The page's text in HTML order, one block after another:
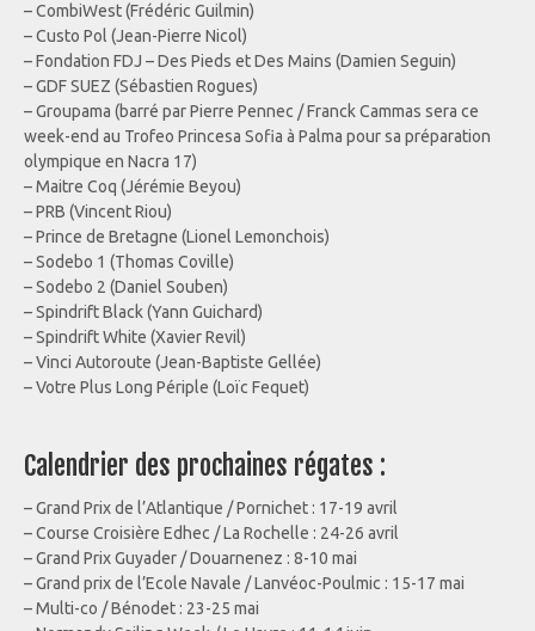
– CombiWest (Frédéric Guilmin)
– Custo Pol (Jean-Pierre Nicol)
– Fondation FDJ – Des Pieds et Des Mains (Damien Seguin)
– GDF SUEZ (Sébastien Rogues)
– Groupama (barré par Pierre Pennec / Franck Cammas sera ce
week-end au Trofeo Princesa Sofia à Palma pour sa préparation
olympique en Nacra 17)
– Maitre Coq (Jérémie Beyou)
– PRB (Vincent Riou)
– Prince de Bretagne (Lionel Lemonchois)
– Sodebo 1 (Thomas Coville)
– Sodebo 2 (Daniel Souben)
– Spindrift Black (Yann Guichard)
– Spindrift White (Xavier Revil)
– Vinci Autoroute (Jean-Baptiste Gellée)
– Votre Plus Long Périple (Loïc Fequet)
Calendrier des prochaines régates :
– Grand Prix de l’Atlantique / Pornichet : 17-19 avril
– Course Croisière Edhec / La Rochelle : 24-26 avril
– Grand Prix Guyader / Douarnenez : 8-10 mai
– Grand prix de l’Ecole Navale / Lanvéoc-Poulmic : 15-17 mai
– Multi-co / Bénodet : 23-25 mai